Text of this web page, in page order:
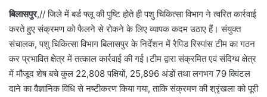
बिलासपुर,// जिले में बर्ड फ्लू की पुष्टि होते ही पशु चिकित्सा विभाग ने त्वरित कार्रवाई
करते हुए संक्रमण को फैलने से रोकने के लिए व्यापक कदम उठाए हैं। संयुक्त
संचालक, पशु चिकित्सा विभाग बिलासपुर के निर्देशन में रैपिड रिस्पांस टीम का गठन
कर प्रभावित क्षेत्र में तत्काल कार्रवाई की गई।टीम द्वारा संक्रमित एवं संदिग्ध क्षेत्र
में मौजूद शेष बचे कुल 22,808 पक्षियों, 25,896 अंडों तथा लगभग 79 क्विंटल
दाने का वैज्ञानिक विधि से नष्टीकरण किया गया, ताकि संक्रमण की श्रृंखला को पूरी